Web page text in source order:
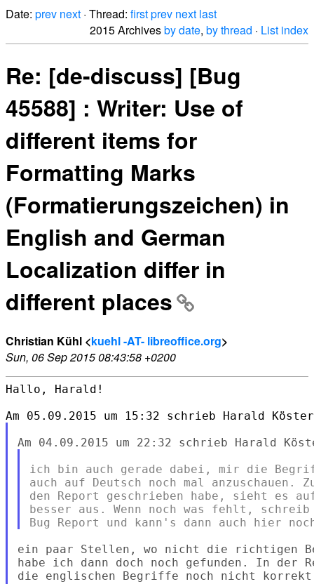
Date: prev next · Thread: firstprev next last
2015 Archivesby date, by thread · List index
Re: [de-discuss] [Bug
45588] : Writer: Use of
different items for
Formatting Marks
(Formatierungszeichen) in
English and German
Localization differ in
different places
Christian Kühl <kuehl -AT- libreoffice.org>
Sun, 06 Sep 2015 08:43:58 +0200
Hallo, Harald!
ich bin auch gerade dabei, mir die
auch auf Deutsch noch mal anzuschauen.
den Report geschrieben habe, sieht es
besser aus. Wenn noch was fehlt,
ein paar Stellen, wo nicht die richtigen
habe ich dann doch noch gefunden. In der
die englischen Begriffe noch nicht